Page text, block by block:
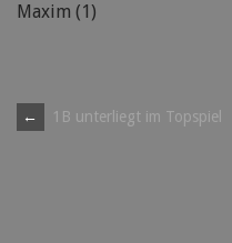
Maxim (1)
Post
← 1B unterliegt im Topspiel